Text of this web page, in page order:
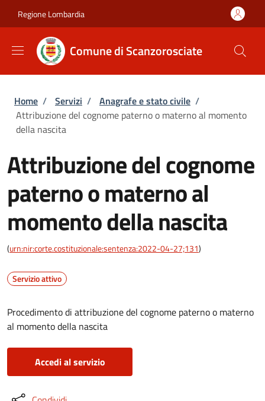
Regione Lombardia
Comune di Scanzorosciate
Briciole di pane
Home / Servizi / Anagrafe e stato civile /
Attribuzione del cognome paterno o materno al momento
della nascita
Attribuzione del cognome
paterno o materno al
momento della nascita
(urn:nir:corte.costituzionale:sentenza:2022-04-27;131)
Servizio attivo
Procedimento di attribuzione del cognome paterno o materno
al momento della nascita
Accedi al servizio